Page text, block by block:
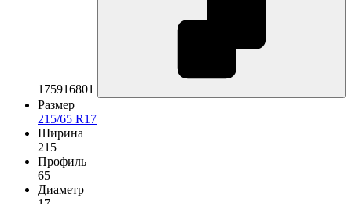
175916801
Размер
215/65 R17
Ширина
215
Профиль
65
Диаметр